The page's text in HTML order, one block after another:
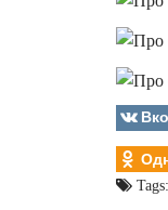
Tags: